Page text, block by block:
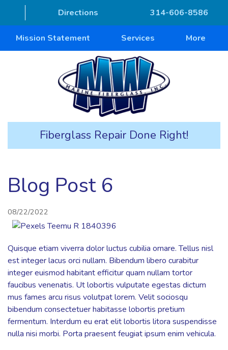
Directions 314-606-8586
Mission Statement Services More
Fiberglass Repair Done Right!
Blog Post 6
08/22/2022
Quisque etiam viverra dolor luctus cubilia ornare. Tellus nisl
est integer lacus orci nullam. Bibendum libero curabitur
integer euismod habitant efficitur quam nullam tortor
faucibus venenatis. Ut lobortis vulputate egestas dictum
mus fames arcu risus volutpat lorem. Velit sociosqu
bibendum consectetuer habitasse lobortis pretium
fermentum. Interdum eu erat elit lobortis litora suspendisse
nulla nisi morbi. Porta praesent feugiat ipsum enim vehicula.